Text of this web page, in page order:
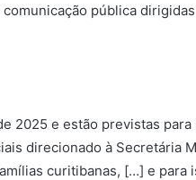
pública
2025 e estão previstas
direcionado à Secretária
curitibanas, […] e para